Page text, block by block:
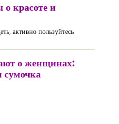
красоте и
активно пользуйтесь
о женщинах:
сумочка